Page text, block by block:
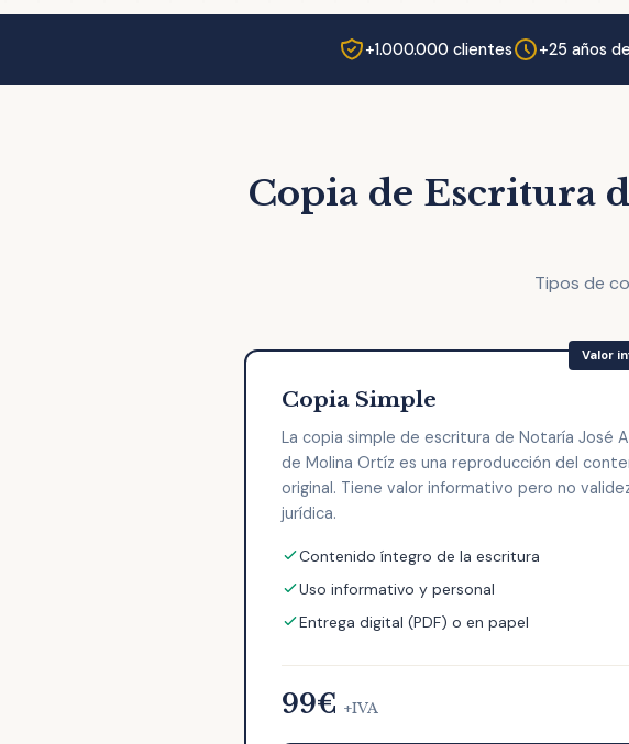
+1.000.000 clientes +25 años
Copia de Escritura
Tipos de
Copia Simple
La copia simple de escritura de Notaría José
de Molina Ortíz es una reproducción del
original. Tiene valor informativo pero no
jurídica.
Contenido íntegro de la escritura
Uso informativo y personal
Entrega digital (PDF) o en papel
99€ +IVA